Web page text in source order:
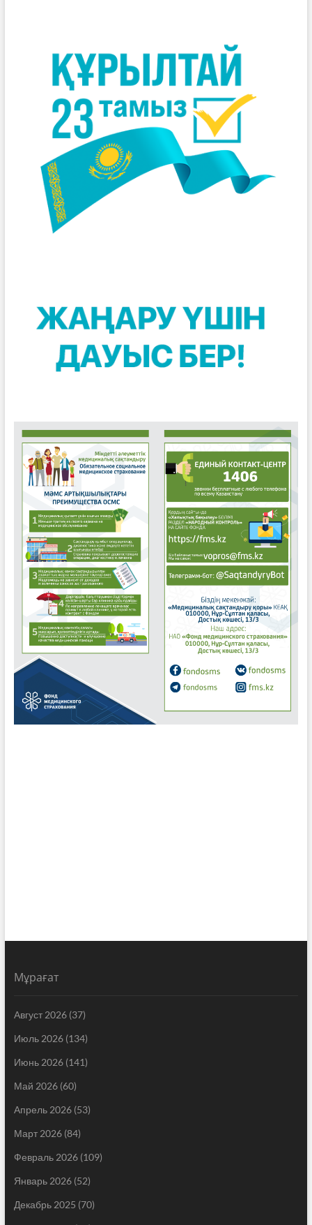
Мұрағат
Август 2026(37)
Июль 2026(134)
Июнь 2026(141)
Май 2026(60)
Апрель 2026(53)
Март 2026(84)
Февраль 2026(109)
Январь 2026(52)
Декабрь 2025 (70)